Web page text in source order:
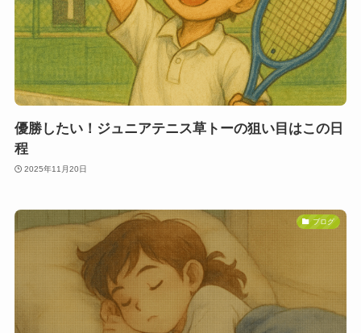
優勝したい！ジュニアテニス草トーの狙い目はこの日
程
2025年11月20日
ブログ